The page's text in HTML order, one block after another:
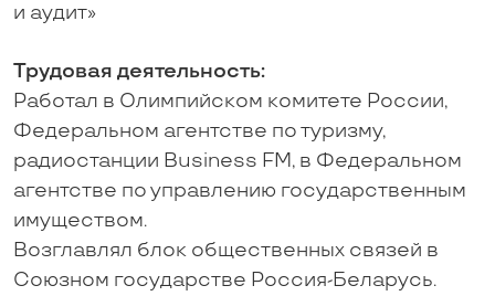
и аудит»
Трудовая деятельность:
Работал в Олимпийском комитете России,
Федеральном агентстве по туризму,
радиостанции Business FM, в Федеральном
агентстве по управлению государственным
имуществом.
Возглавлял блок общественных связей в
Союзном государстве Россия-Беларусь.